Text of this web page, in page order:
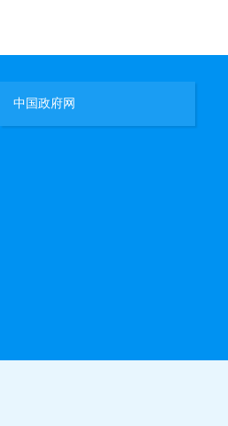
中国政府网